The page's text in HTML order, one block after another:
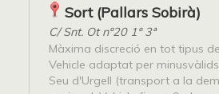
Sort (Pallars Sobirà)
C/ Snt. Ot nº20 1º 3ª
Màxima discreció en tot tipus
Vehicle adaptat per
Seu d'Urgell (transport a la